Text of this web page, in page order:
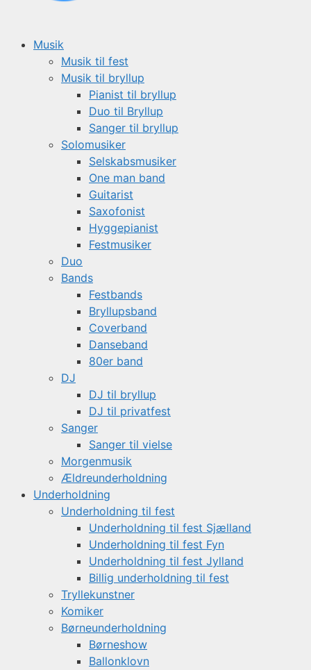
Musik
Musik til fest
Musik til bryllup
Pianist til bryllup
Duo til Bryllup
Sanger til bryllup
Solomusiker
Selskabsmusiker
One man band
Guitarist
Saxofonist
Hyggepianist
Festmusiker
Duo
Bands
Festbands
Bryllupsband
Coverband
Danseband
80er band
DJ
DJ til bryllup
DJ til privatfest
Sanger
Sanger til vielse
Morgenmusik
Ældreunderholdning
Underholdning
Underholdning til fest
Underholdning til fest Sjælland
Underholdning til fest Fyn
Underholdning til fest Jylland
Billig underholdning til fest
Tryllekunstner
Komiker
Børneunderholdning
Børneshow
Ballonklovn